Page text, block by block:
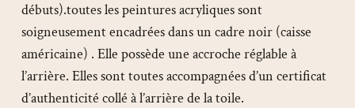
débuts).toutes les peintures acryliques sont
soigneusement encadrées dans un cadre noir (caisse
américaine) . Elle possède une accroche réglable à
l’arrière. Elles sont toutes accompagnées d’un certificat
d’authenticité collé à l’arrière de la toile.